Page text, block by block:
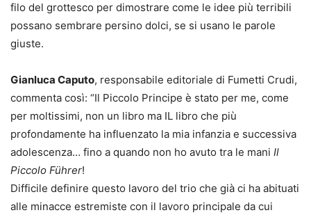
filo del grottesco per dimostrare come le idee più terribili
possano sembrare persino dolci, se si usano le parole
giuste.
Gianluca Caputo, responsabile editoriale di Fumetti Crudi,
commenta così: “Il Piccolo Principe è stato per me, come
per moltissimi, non un libro ma IL libro che più
profondamente ha influenzato la mia infanzia e successiva
adolescenza… fino a quando non ho avuto tra le mani Il
Piccolo Führer!
Difficile definire questo lavoro del trio che già ci ha abituati
alle minacce estremiste con il lavoro principale da cui